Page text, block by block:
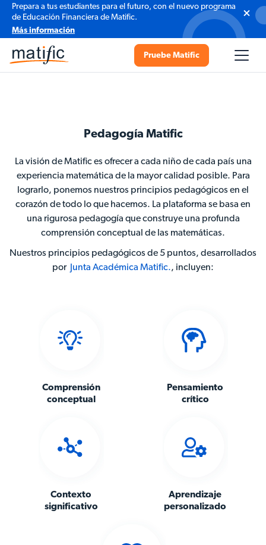
Prepara a tus estudiantes para el futuro, con el nuevo programa
de Educación Financiera de Matific.
Más información
Pruebe Matific
Pedagogía Matific
La visión de Matific es ofrecer a cada niño de cada país una
experiencia matemática de la mayor calidad posible. Para
lograrlo, ponemos nuestros principios pedagógicos en el
corazón de todo lo que hacemos. La plataforma se basa en
una rigurosa pedagogía que construye una profunda
comprensión conceptual de las matemáticas.
Nuestros principios pedagógicos de 5 puntos, desarrollados
por
Junta Académica Matific., incluyen:
Comprensión
conceptual
Pensamiento
crítico
Contexto
significativo
Aprendizaje
personalizado